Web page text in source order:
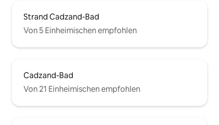
Strand Cadzand-Bad
Von 5 Einheimischen empfohlen
Cadzand-Bad
Von 21 Einheimischen empfohlen